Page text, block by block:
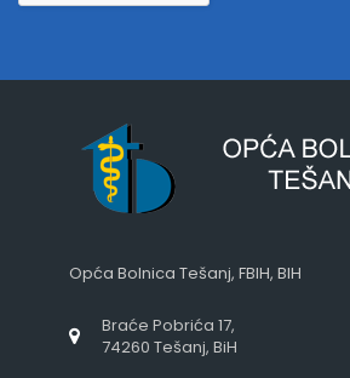
Opća Bolnica Tešanj, FBIH, BIH
Braće Pobrića 17,
74260 Tešanj, BiH